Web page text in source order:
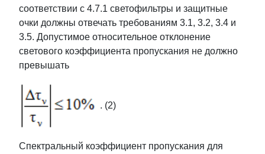
соответствии с 4.7.1 светофильтры и защитные
очки должны отвечать требованиям 3.1, 3.2, 3.4 и
3.5. Допустимое относительное отклонение
светового коэффициента пропускания не должно
превышать
. (2)
Спектральный коэффициент пропускания для